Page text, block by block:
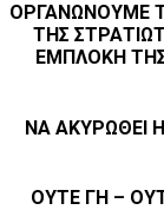
ΟΡΓΑΝΩΝΟΥΜΕ
ΤΗΣ
ΕΜΠΛΟΚΗ
ΝΑ ΑΚΥΡΩΘΕΙ
ΟΥΤΕ ΓΗ –